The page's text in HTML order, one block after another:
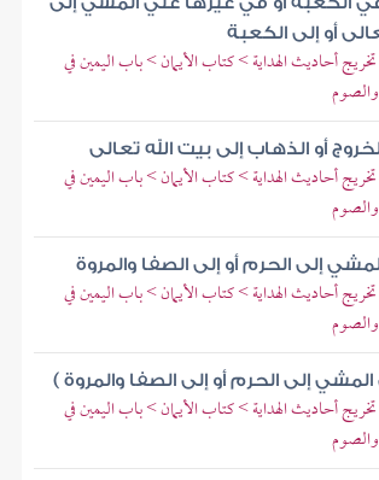
أو إلى الكعبة
أحاديث الهداية > كتاب الأيمان > باب اليمين في
أو الذهاب إلى بيت الله تعالى
أحاديث الهداية > كتاب الأيمان > باب اليمين في
إلى الحرم أو إلى الصفا والمروة
أحاديث الهداية > كتاب الأيمان > باب اليمين في
إلى الحرم أو إلى الصفا والمروة )
أحاديث الهداية > كتاب الأيمان > باب اليمين في